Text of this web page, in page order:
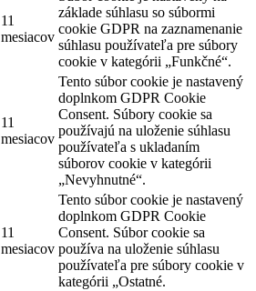
11
mesiacov
základe súhlasu so súbormi
cookie GDPR na zaznamenanie
súhlasu používateľa pre súbory
cookie v kategórii „Funkčné“.
11
mesiacov
Tento súbor cookie je nastavený
doplnkom GDPR Cookie
Consent. Súbory cookie sa
používajú na uloženie súhlasu
používateľa s ukladaním
súborov cookie v kategórii
„Nevyhnutné“.
11
mesiacov
Tento súbor cookie je nastavený
doplnkom GDPR Cookie
Consent. Súbor cookie sa
používa na uloženie súhlasu
používateľa pre súbory cookie v
kategórii „Ostatné.